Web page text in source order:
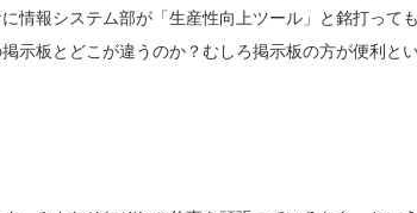
情報システム部が「生産性向上ツール」と銘打っても
示板とどこが違うのか？むしろ掲示板の方が便利と